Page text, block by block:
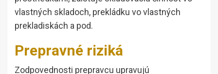
vlastných skladoch, prekládku vo vlastných
prekladiskách a pod.
Prepravné riziká
Zodpovednosti prepravcu upravujú